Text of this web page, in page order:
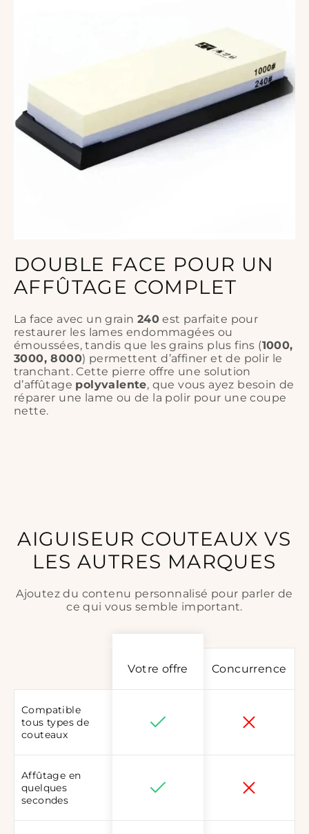
DOUBLE FACE POUR UN
AFFÛTAGE COMPLET
La face avec un grain 240 est parfaite pour
restaurer les lames endommagées ou
émoussées, tandis que les grains plus fins (1000,
3000, 8000) permettent d’affiner et de polir le
tranchant. Cette pierre offre une solution
d’affûtage polyvalente, que vous ayez besoin de
réparer une lame ou de la polir pour une coupe
nette.
AIGUISEUR COUTEAUX VS
LES AUTRES MARQUES
Ajoutez du contenu personnalisé pour parler de
ce qui vous semble important.
Votre offre Concurrence
Compatible
tous types de
couteaux
Affûtage en
quelques
secondes